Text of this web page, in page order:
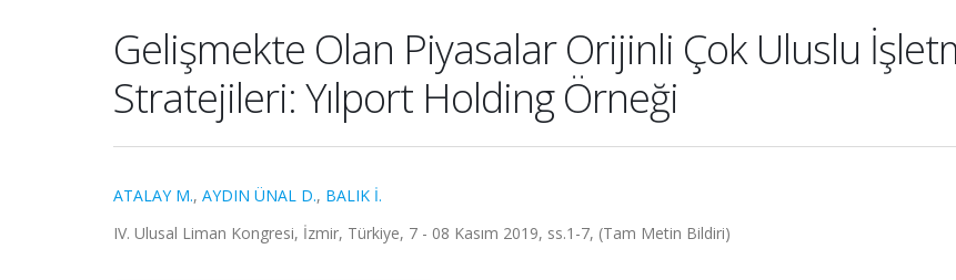
Gelişmekte Olan Piyasalar Orijinli Çok Uluslu
Stratejileri: Yılport Holding Örneği
ATALAY M., AYDIN ÜNAL D., BALIK İ.
IV. Ulusal Liman Kongresi, İzmir, Türkiye, 7 - 08 Kasım 2019, ss.1-7, (Tam Metin Bildiri)